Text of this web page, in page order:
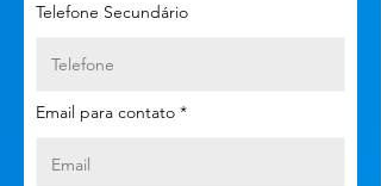
Telefone Secundário
Email para contato